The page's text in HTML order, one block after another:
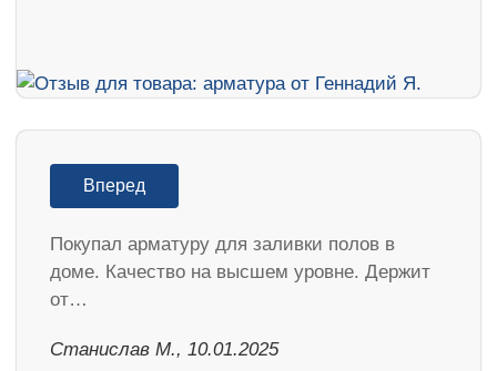
Вперед
Покупал арматуру для заливки полов в
доме. Качество на высшем уровне. Держит
от…
Станислав М., 10.01.2025